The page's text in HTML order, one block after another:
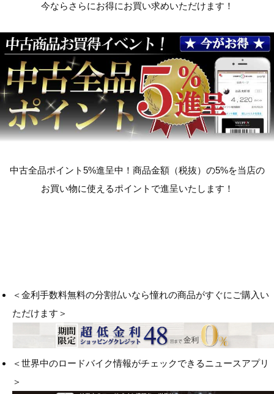
今ならさらにお得にお買い求めいただけます！
中古全品ポイント5%進呈中！商品金額（税抜）の5%を当店の
お買い物に使えるポイントで進呈いたします！
＜金利手数料無料の分割払いなら憧れの商品がすぐにご購入い
ただけます＞
＜世界中のロードバイク情報がチェックできるニュースアプリ
＞